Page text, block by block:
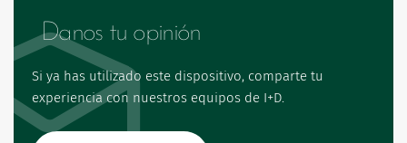
Danos tu opinión
Si ya has utilizado este dispositivo, comparte tu
experiencia con nuestros equipos de I+D.